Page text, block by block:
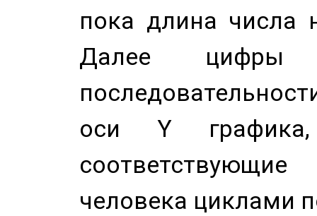
пока длина числа
Далее цифры
оси Y
человека циклами